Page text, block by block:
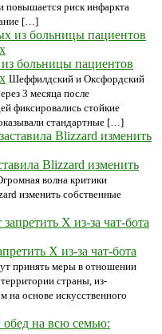
повышается риск инфаркта
[…]
больницы пациентов
Шеффилдский и Оксфордский
3 месяца после
фиксировались стойкие
стандартные […]
Blizzard изменить
волна критики
изменить собственные
X из-за чат-бота
принять меры в отношении
страны, из-
на основе искусственного